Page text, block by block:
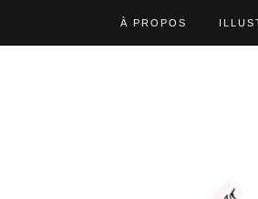
À PROPOS